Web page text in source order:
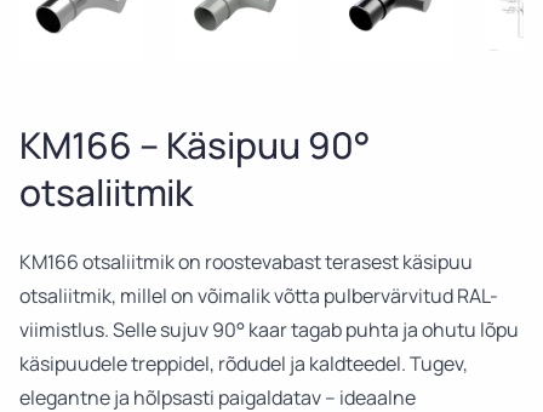
KM166 – Käsipuu 90°
otsaliitmik
KM166 otsaliitmik on roostevabast terasest käsipuu
otsaliitmik, millel on võimalik võtta pulbervärvitud RAL-
viimistlus. Selle sujuv 90° kaar tagab puhta ja ohutu lõpu
käsipuudele treppidel, rõdudel ja kaldteedel. Tugev,
elegantne ja hõlpsasti paigaldatav – ideaalne